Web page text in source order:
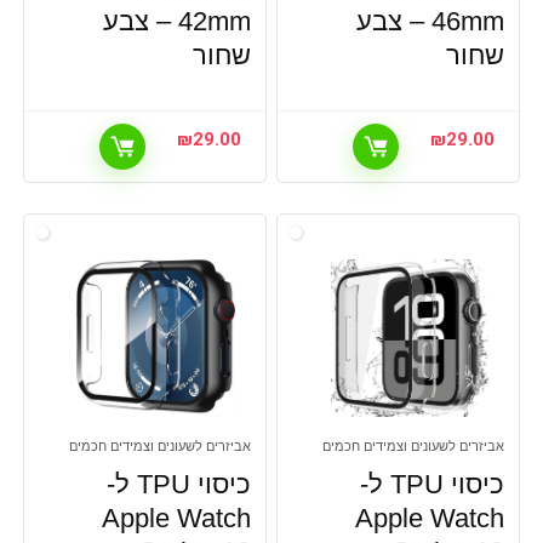
בישול ואפיה
בישול חוץ, כיסויים לטאבון
בריאות ועיסוי, מזרני דיקור‏
גומיות רצועות טבעות וחישוקים
הכל לבית, פתרונות אחסון לבית
הכל לבית,לרכב ולאופנוע, דגלים
הלבשה,מיזוג וחימום הבית, מטריות
הלבשה,מיזוג וחימום, מטריות
התעמלות וחיטוב
טיפוח ויופי
טיפוח ויופי, אביזרים למייבשי שיער
46mm – צבע
שחור
₪29.00
42mm – צבע
שחור
₪29.00
אביזרים לשעונים וצמידים חכמים
כיסוי TPU ל-
Apple Watch
אביזרים לשעונים וצמידים חכמים
כיסוי TPU ל-
Apple Watch